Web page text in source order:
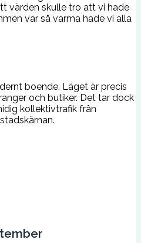
värden skulle tro att vi hade
var så varma hade vi alla
boende. Läget är precis
och butiker. Det tar dock
kollektivtrafik från